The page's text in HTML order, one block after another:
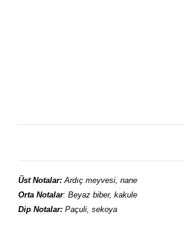
Üst Notalar:Ardıç meyvesi, nane
Orta Notalar: Beyaz biber, kakule
Dip Notalar: Paçuli, sekoya